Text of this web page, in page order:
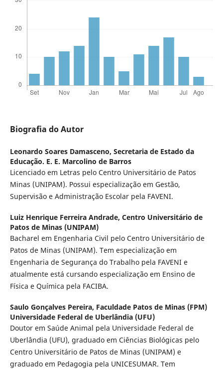
Biografia do Autor
Leonardo Soares Damasceno, Secretaria de Estado da
Educação. E. E. Marcolino de Barros
Licenciado em Letras pelo Centro Universitário de Patos
Minas (UNIPAM). Possui especialização em Gestão,
Supervisão e Administração Escolar pela FAVENI.
Luiz Henrique Ferreira Andrade, Centro Universitário de
Patos de Minas (UNIPAM)
Bacharel em Engenharia Civil pelo Centro Universitário de
Patos de Minas (UNIPAM). Tem especialização em
Engenharia de Segurança do Trabalho pela FAVENI e
atualmente está cursando especialização em Ensino de
Física e Química pela FACIBA.
Saulo Gonçalves Pereira, Faculdade Patos de Minas (FPM)
Universidade Federal de Uberlândia (UFU)
Doutor em Saúde Animal pela Universidade Federal de
Uberlândia (UFU), graduado em Ciências Biológicas pelo
Centro Universitário de Patos de Minas (UNIPAM) e
graduado em Pedagogia pela UNICESUMAR. Tem